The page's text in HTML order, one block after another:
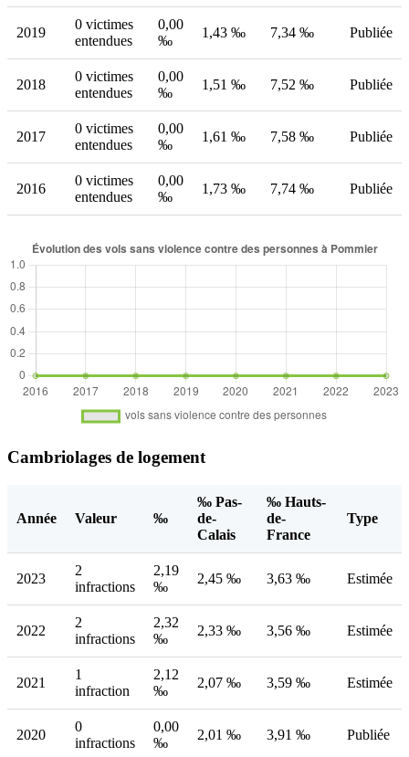
2019
0 victimes
entendues
0,00
‰
1,43 ‰ 7,34 ‰ Publiée
2018
0 victimes
entendues
0,00
‰
1,51 ‰ 7,52 ‰ Publiée
2017
0 victimes
entendues
0,00
‰
1,61 ‰ 7,58 ‰ Publiée
2016
0 victimes
entendues
0,00
‰
1,73 ‰ 7,74 ‰ Publiée
Cambriolages de logement
Année Valeur ‰
‰ Pas-
de-
Calais
‰ Hauts-
de-
France
Type
2023
2
infractions
2,19
‰
2,45 ‰ 3,63 ‰ Estimée
2022
2
infractions
2,32
‰
2,33 ‰ 3,56 ‰ Estimée
2021
1
infraction
2,12
‰
2,07 ‰ 3,59 ‰ Estimée
2020
0
infractions
0,00
‰
2,01 ‰ 3,91 ‰ Publiée